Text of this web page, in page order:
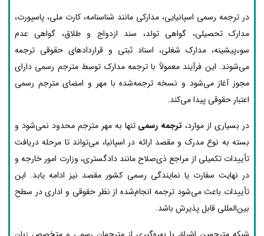
در ترجمه رسمی اسپانیایی، مدارکی مانند شناسنامه، کارت ملی، پاسپورت،
مدارک تحصیلی، گواهی تولد، سند ازدواج و طلاق، گواهی عدم
سوءپیشینه، مدارک شغلی، اسناد ثبتی و قراردادهای حقوقی ترجمه
می‌شوند. این فرآیند معمولاً با ترجمه مدارک توسط مترجم رسمی دارای
مجوز آغاز می‌شود و نسخه ترجمه‌شده با مهر و امضای مترجم رسمی
اعتبار حقوقی پیدا می‌کند.
در بسیاری از موارد، ترجمه رسمی تنها به مهر مترجم محدود نمی‌شود و
بسته به نوع مدرک و مقصد ارائه در اسپانیا، می‌تواند تا مرحله دریافت
تأییدات تکمیلی از مراجع ذی‌صلاح مانند دادگستری، وزارت امور خارجه و
در نهایت سفارت یا نمایندگی رسمی کشور مقصد نیز ادامه یابد. این
تأییدات باعث می‌شود ترجمه انجام‌شده از نظر حقوقی و اداری در سطح
بین‌المللی قابل پذیرش باشد.